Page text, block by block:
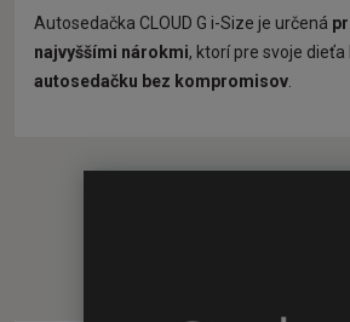
Autosedačka CLOUD G i-Size je určená
najvyššími nárokmi, ktorí pre svoje dieťa
autosedačku bez kompromisov.